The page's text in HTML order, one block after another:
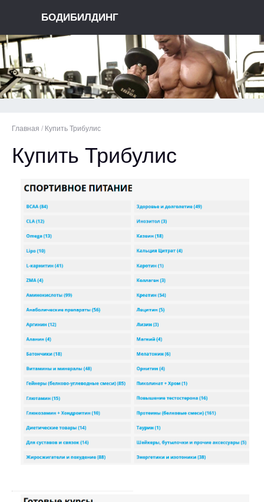
БОДИБИЛДИНГ
Главная / Купить Трибулис
Купить Трибулис